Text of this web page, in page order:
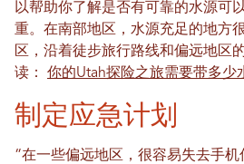
以帮助你了解是否有可靠的水源可
重。在南部地区，水源充足的地方
区，沿着徒步旅行路线和偏远地区
读： 你的Utah探险之旅需要带多少
制定应急计划
“在一些偏远地区，很容易失去手机